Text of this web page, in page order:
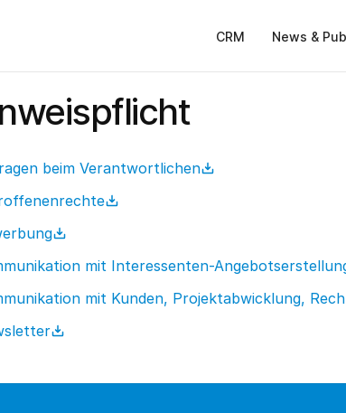
CRM News &
beim Verantwortlichen
mit Interessenten-
mit Kunden, Projektabwicklung,